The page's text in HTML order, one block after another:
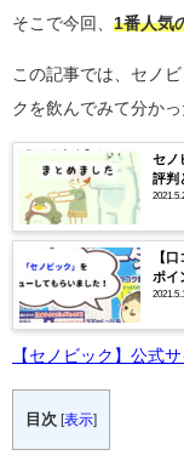
そこで今回、 1番人気
この記事では、セノ
クを飲んでみて分か
セノ
評判
【
ポイ
2021.5.1
【セノビック】公式
目次 [表示]